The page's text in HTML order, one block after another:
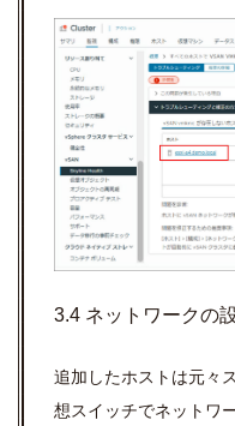
3.4 ネットワークの
追加したホストは元々
想スイッチでネットワ